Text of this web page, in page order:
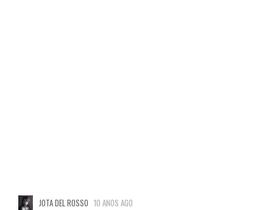
JOTA DEL ROSSO 10 ANOS AGO